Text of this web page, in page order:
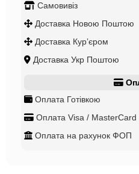
Самовивіз
Доставка Новою Поштою
Доставка Курʼєром
Доставка Укр Поштою
Оплата Готівкою
Оплата Visa / MasterCard
Оплата на рахунок ФОП